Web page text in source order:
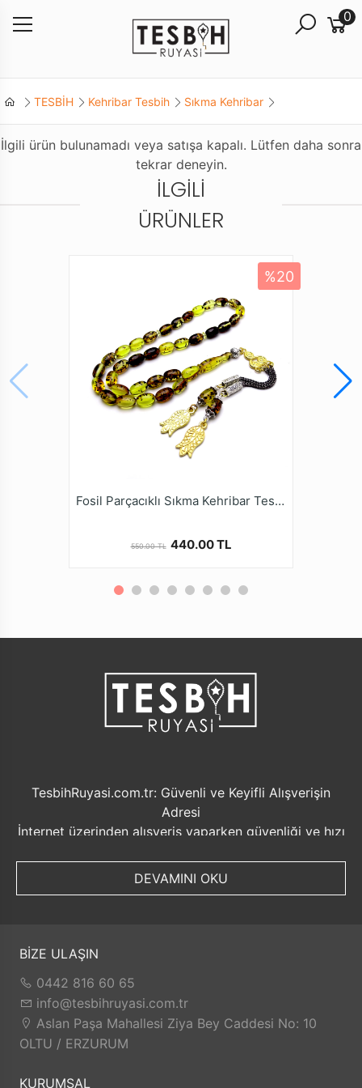
0
TESBİH Kehribar Tesbih Sıkma Kehribar
İlgili ürün bulunamadı veya satışa kapalı. Lütfen daha sonra
tekrar deneyin.
İLGILI
ÜRÜNLER
%20
Fosil Parçacıklı Sıkma Kehribar Tesbih
550.00 TL 440.00 TL
TesbihRuyasi.com.tr: Güvenli ve Keyifli Alışverişin
Adresi
İnternet üzerinden alışveriş yaparken güvenliği ve hızı
TesbihRuyasi.com.tr, müşterilerine sunduğu bir dizi
avantajla öne çıkmaktadır.
Kişisel bilgilerinizin korunması ve güvenli ödeme
seçenekleri ile rahatça alışveriş yapabilirsiniz. Sizin
için değerli olan bilgilerin güvende olduğunu bilerek,
alışveriş deneyiminizi keyifli hale getirebilirsiniz.
Hızlı Kargo Hizmeti: Sipariş verdiğiniz ürünler, aynı
gün kargolanarak size hızlı bir şekilde ulaştırılır. Bu
ürünlere kolaylıkla sahip olabilirsiniz.
DEVAMINI OKU
BİZE ULAŞIN
0442 816 60 65
info@tesbihruyasi.com.tr
Aslan Paşa Mahallesi Ziya Bey Caddesi No: 10
OLTU / ERZURUM
KURUMSAL